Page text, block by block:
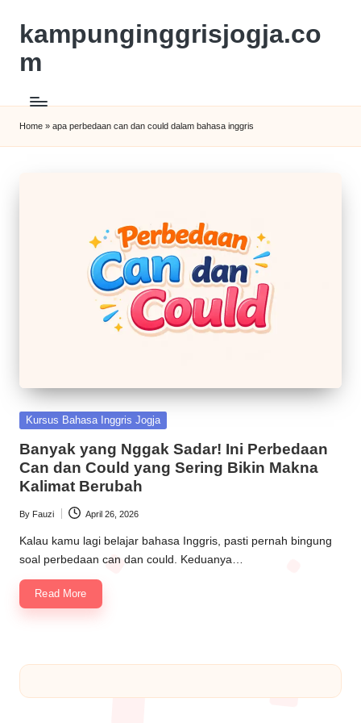
kampunginggrisjogja.co
m
Home » apa perbedaan can dan could dalam bahasa inggris
Kursus Bahasa Inggris Jogja
Banyak yang Nggak Sadar! Ini Perbedaan
Can dan Could yang Sering Bikin Makna
Kalimat Berubah
By Fauzi April 26, 2026
Kalau kamu lagi belajar bahasa Inggris, pasti pernah bingung
soal perbedaan can dan could. Keduanya…
Read More